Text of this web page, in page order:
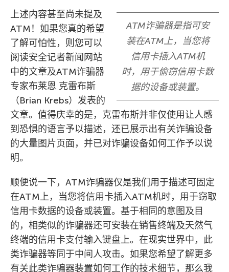
ATM诈骗器是指可安
装在ATM上，当您将
信用卡插入ATM机
时，用于偷窃信用卡数
据的设备或装置。
上述内容甚至尚未提及
ATM！如果您真的希望
了解可怕性，则您可以
阅读安全记者新闻网站
中的文章及ATM诈骗器
专家布莱恩 克雷布斯
（Brian Krebs）发表的
文章。值得庆幸的是，克雷布斯并非仅使用让人感
到恐惧的语言予以描述，还已展示出有关诈骗设备
的大量图片页面，并已对诈骗设备如何工作予以说
明。
顺便说一下，ATM诈骗器仅是我们用于描述可固定
在ATM上，当您将信用卡插入ATM机时，用于窃取
信用卡数据的设备或装置。基于相同的意图及目
的，相类似的诈骗器还可安装在销售终端及天然气
终端的信用卡支付输入键盘上。在现实世界中，此
类诈骗器等同于中间人攻击。如果您希望了解更多
有关此类诈骗器装置如何工作的技术细节，那么我